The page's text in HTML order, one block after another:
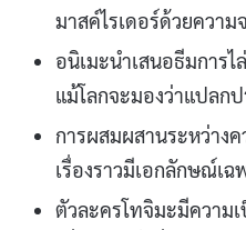
มาสค์ไรเดอร์ด้วยควา
อนิเมะนำเสนอธีมการ
แม้โลกจะมองว่าแปลก
การผสมผสานระหว่าง
เรื่องราวมีเอกลักษณ์เฉ
ตัวละครโทจิมะมีความ